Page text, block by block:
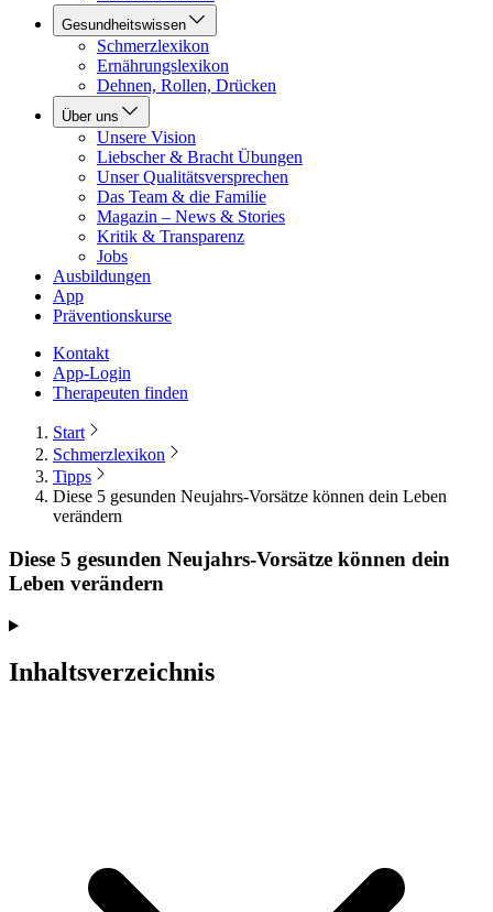
Gesundheitswissen
Schmerzlexikon
Ernährungslexikon
Dehnen, Rollen, Drücken
Über uns
Unsere Vision
Liebscher & Bracht Übungen
Unser Qualitätsversprechen
Das Team & die Familie
Magazin – News & Stories
Kritik & Transparenz
Jobs
Ausbildungen
App
Präventionskurse
Kontakt
App-Login
Therapeuten finden
Start
Schmerzlexikon
Tipps
Diese 5 gesunden Neujahrs-Vorsätze können dein Leben
verändern
Diese 5 gesunden Neujahrs-Vorsätze können dein
Leben verändern
Inhaltsverzeichnis